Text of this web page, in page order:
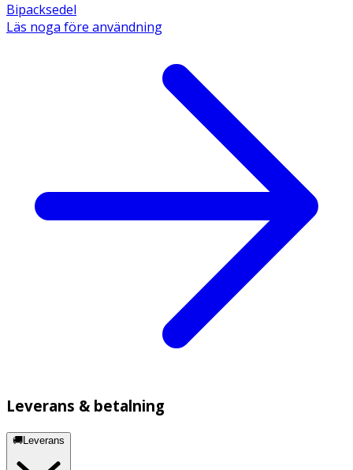
Bipacksedel
Läs noga före användning
Leverans & betalning
🚚Leverans